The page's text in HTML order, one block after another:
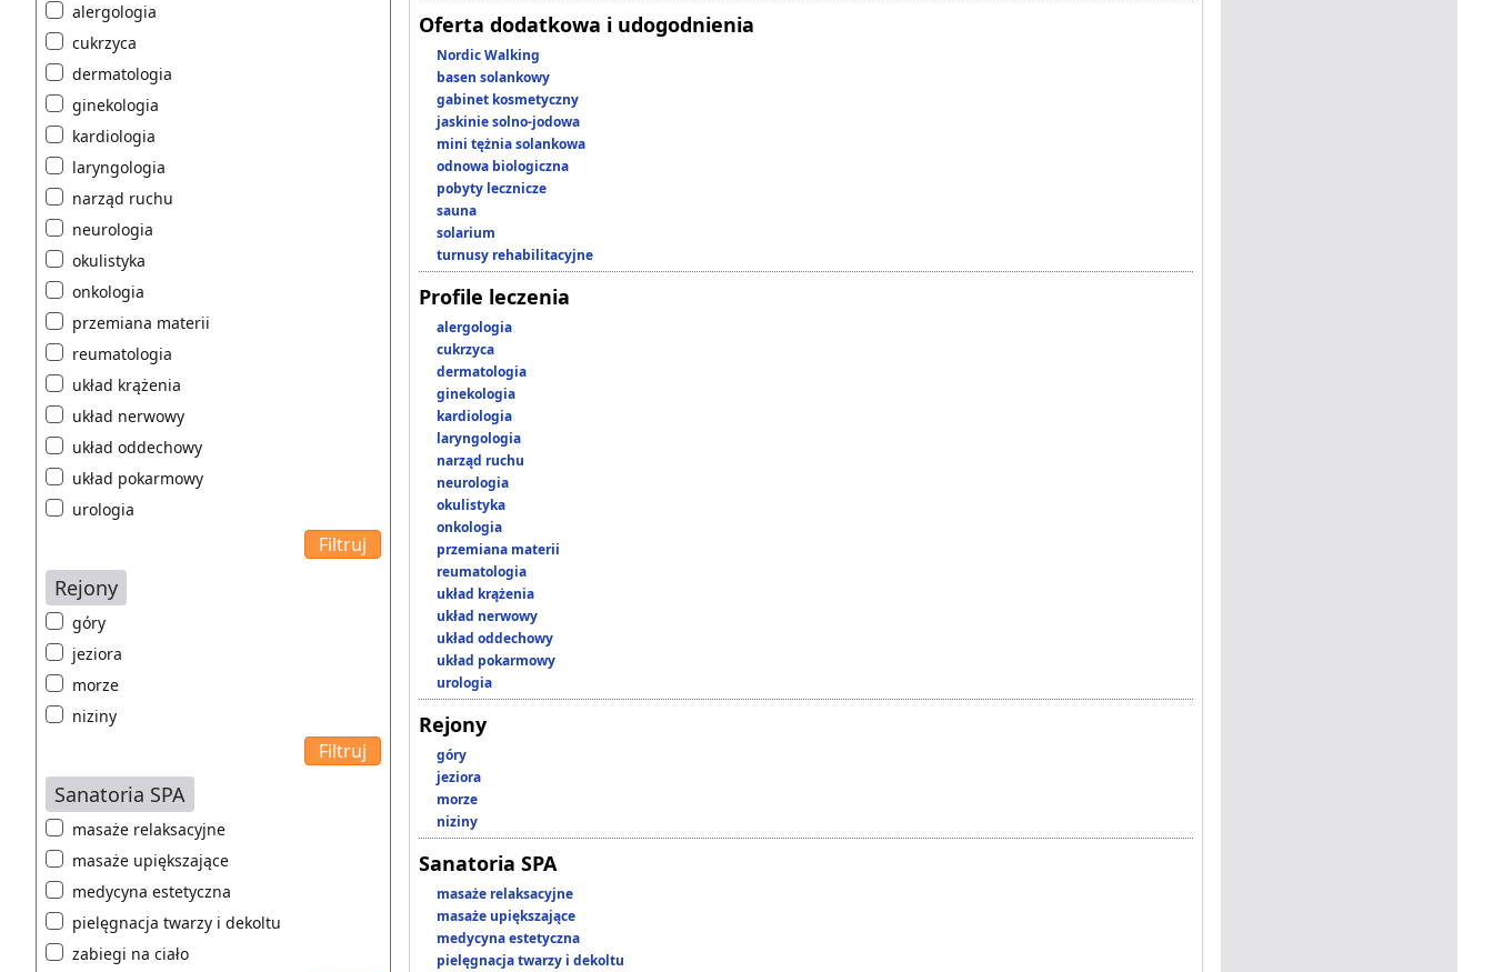
alergologia
cukrzyca
dermatologia
ginekologia
kardiologia
laryngologia
narząd ruchu
neurologia
okulistyka
onkologia
przemiana materii
reumatologia
układ krążenia
układ nerwowy
układ oddechowy
układ pokarmowy
urologia
Rejony
góry
jeziora
morze
niziny
Sanatoria SPA
masaże relaksacyjne
masaże upiększające
medycyna estetyczna
pielęgnacja twarzy i dekoltu
zabiegi na ciało
Oferta dodatkowa i udogodnienia
Nordic Walking
basen solankowy
gabinet kosmetyczny
jaskinie solno-jodowa
mini tężnia solankowa
odnowa biologiczna
pobyty lecznicze
sauna
solarium
turnusy rehabilitacyjne
Profile leczenia
alergologia
cukrzyca
dermatologia
ginekologia
kardiologia
laryngologia
narząd ruchu
neurologia
okulistyka
onkologia
przemiana materii
reumatologia
układ krążenia
układ nerwowy
układ oddechowy
układ pokarmowy
urologia
Rejony
góry
jeziora
morze
niziny
Sanatoria SPA
masaże relaksacyjne
masaże upiększające
medycyna estetyczna
pielęgnacja twarzy i dekoltu